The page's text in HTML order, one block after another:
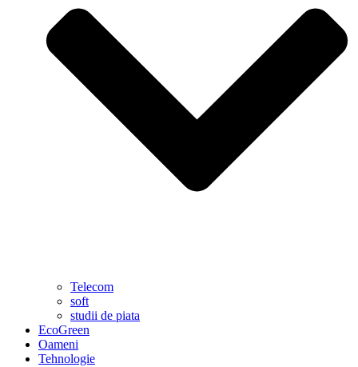
Telecom
soft
studii de piata
EcoGreen
Oameni
Tehnologie